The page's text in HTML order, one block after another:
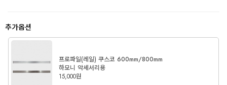
추가옵션
프로파일(레일) 쿠스코 600mm/800mm
하모니 악세서리용
15,000원